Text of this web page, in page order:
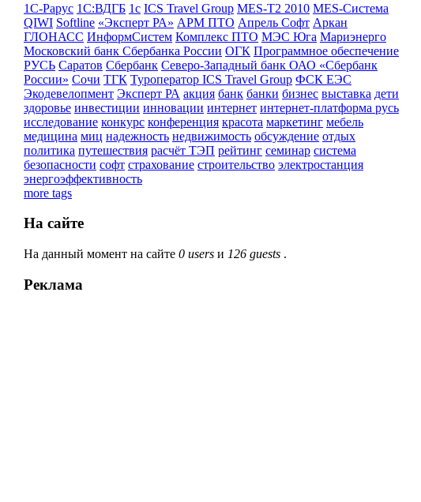
1С-Рарус 1С:ВДГБ 1с ICS Travel Group MES-T2 2010 MES-Система
QIWI Softline «Эксперт РА» АРМ ПТО Апрель Софт Аркан
ГЛОНАСС ИнформСистем Комплекс ПТО МЭС Юга Мариэнерго
Московский банк Сбербанка России ОГК Программное обеспечение
РУСЬ Саратов Сбербанк Северо-Западный банк ОАО «Сбербанк
России» Сочи ТГК Туроператор ICS Travel Group ФСК ЕЭС
Экодевелопмент Эксперт РА акция банк банки бизнес выставка дети
здоровье инвестиции инновации интернет интернет-платформа русь
исследование конкурс конференция красота маркетинг мебель
медицина миц надежность недвижимость обсуждение отдых
политика путешествия расчёт ТЭП рейтинг семинар система
безопасности софт страхование строительство электростанция
энергоэффективность
more tags
На сайте
На данный момент на сайте 0 users и 126 guests .
Реклама